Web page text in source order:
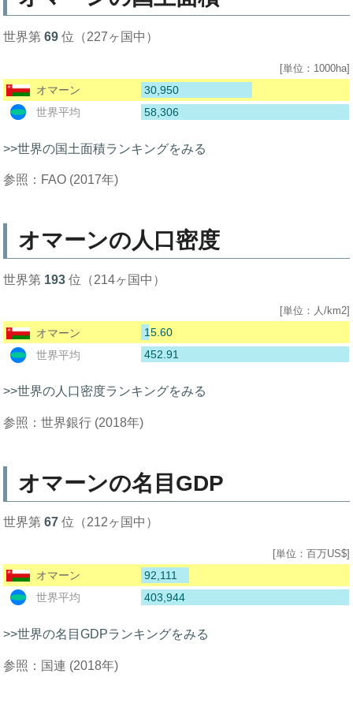
世界第69 位（227ヶ国中）
[単位：1000ha]
オマーン
30,950
世界平均
58,306
>>世界の国土面積ランキングをみる
参照：FAO (2017年)
オマーンの人口密度
世界第 193 位（214ヶ国中）
[単位：人/km2]
オマーン
15.60
世界平均
452.91
>>世界の人口密度ランキングをみる
参照：世界銀行 (2018年)
オマーンの名目GDP
世界第67 位（212ヶ国中）
[単位：百万US$]
オマーン
92,111
世界平均
403,944
>>世界の名目GDPランキングをみる
参照：国連 (2018年)